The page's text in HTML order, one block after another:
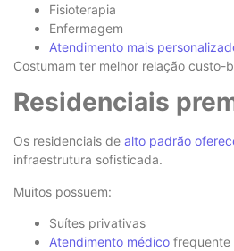
Fisioterapia
Enfermagem
Atendimento mais
Costumam ter melhor relação custo-
Residenciais
Os residenciais de alto padrão
infraestrutura sofisticada.
Muitos possuem:
Suítes privativas
Atendimento médico frequente